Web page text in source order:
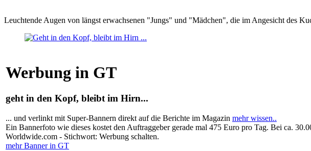
Leuchtende Augen von längst erwachsenen "Jungs" und "Mädchen", die im Angesicht des
Werbung in GT
geht in den Kopf, bleibt im Hirn...
... und verlinkt mit Super-Bannern direkt auf die Berichte im Magazin mehr wissen..
Ein Bannerfoto wie dieses kostet den Auftraggeber gerade mal 475 Euro pro Tag. Bei ca.
Worldwide.com - Stichwort: Werbung schalten.
mehr Banner in GT